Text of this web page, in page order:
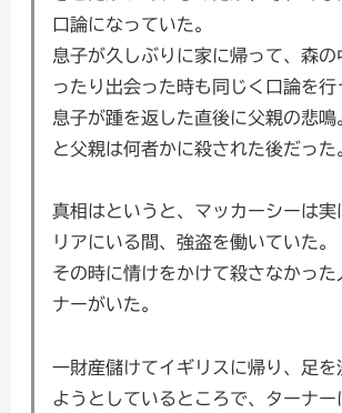
口論になっていた。
息子が久しぶりに家に帰って、森
ったり出会った時も同じく口論を行
息子が踵を返した直後に父親の悲鳴
と父親は何者かに殺された後だった
真相はというと、マッカーシーは実
リアにいる間、強盗を働いていた。
その時に情けをかけて殺さなかった
ナーがいた。
一財産儲けてイギリスに帰り、足を
ようとしているところで、ターナー